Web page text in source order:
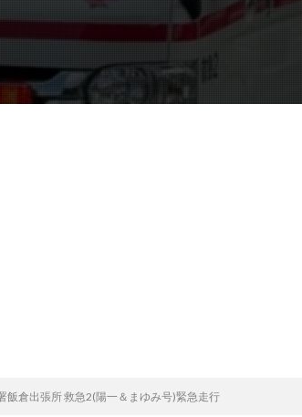
飯倉出張所 救急2(陽一＆まゆみ号)緊急走行